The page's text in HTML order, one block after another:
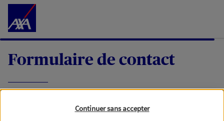
Accéder au Contenu
Formulaire de contact
demande, nous vous répondrons dans les
Continuer sans accepter